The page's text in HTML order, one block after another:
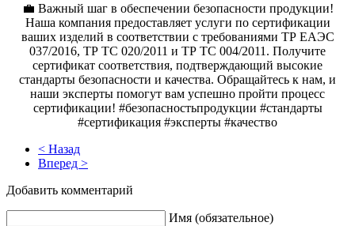
💼 Важный шаг в обеспечении безопасности продукции!
Наша компания предоставляет услуги по сертификации
ваших изделий в соответствии с требованиями ТР ЕАЭС
037/2016, ТР ТС 020/2011 и ТР ТС 004/2011. Получите
сертификат соответствия, подтверждающий высокие
стандарты безопасности и качества. Обращайтесь к нам, и
наши эксперты помогут вам успешно пройти процесс
сертификации! #безопасностьпродукции #стандарты
#сертификация #эксперты #качество
< Назад
Вперед >
Добавить комментарий
Имя (обязательное)